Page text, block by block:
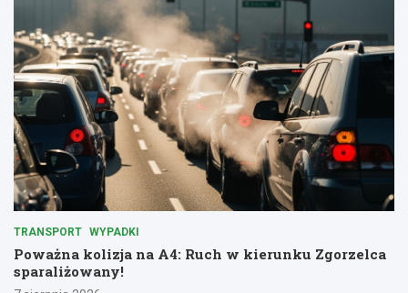
TRANSPORT WYPADKI
Poważna kolizja na A4: Ruch w kierunku Zgorzelca
sparaliżowany!